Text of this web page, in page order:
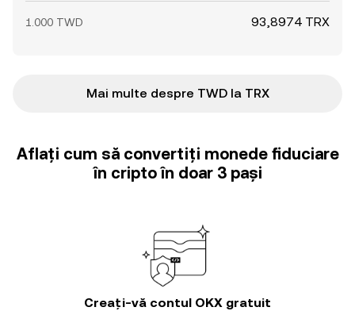
1.000 TWD 93,8974 TRX
Mai multe despre TWD la TRX
Aflați cum să convertiți monede fiduciare
în cripto în doar 3 pași
Creați-vă contul OKX gratuit